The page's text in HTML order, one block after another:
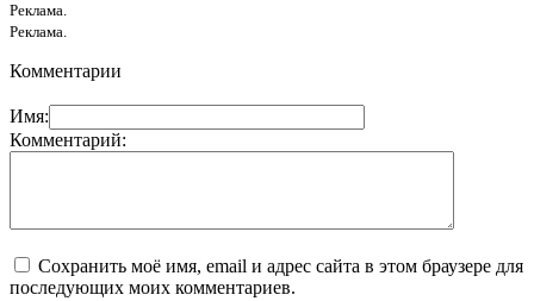
Реклама.
Реклама.
Комментарии
Имя:
Комментарий:
Сохранить моё имя, email и адрес сайта в этом браузере для
последующих моих комментариев.